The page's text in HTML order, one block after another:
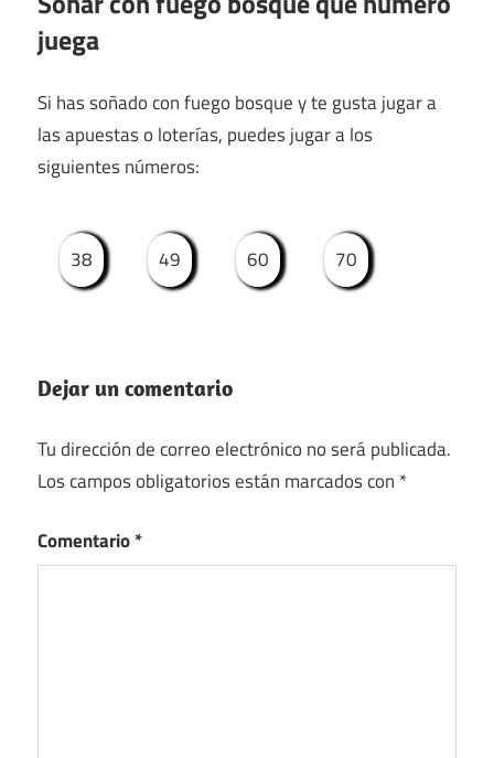
juega
Si has soñado con fuego bosque y te gusta jugar a
las apuestas o loterías, puedes jugar a los
siguientes números:
38 49 60 70
Dejar un comentario
Tu dirección de correo electrónico no será publicada.
Los campos obligatorios están marcados con *
Comentario*